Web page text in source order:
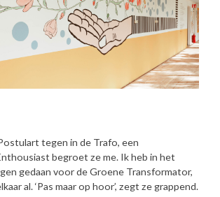
tegen in de Trafo, een
begroet ze me. Ik heb in het
gedaan voor de Groene Transformator,
al. ‘Pas maar op hoor’, zegt ze grappend.